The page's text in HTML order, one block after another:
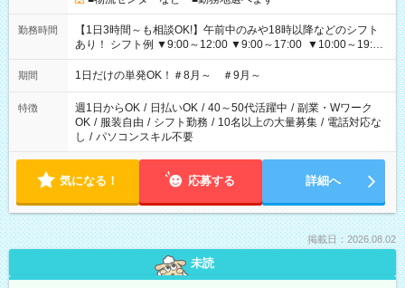
勤務時間
【1日3時間～も相談OK!】午前中のみや18時以降などのシフト
あり！ シフト例 ▼9:00～12:00 ▼9:00～17:00 ▼10:00～19:00
▼18:00～21:00
期間 1日だけの単発OK！＃8月～ ＃9月～
特徴 週1日からOK / 日払いOK / 40～50代活躍中 / 副業・Wワーク
OK / 服装自由 / シフト勤務 / 10名以上の大量募集 / 電話対応な
し / パソコンスキル不要
気になる！ 応募する 詳細へ
掲載日：2026.08.02
未読